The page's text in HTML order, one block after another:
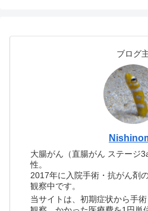
ブログ
大腸がん（直腸がん ステージ
性。
2017年に入院手術・抗がん剤
観察中です。
当サイトは、初期症状から手